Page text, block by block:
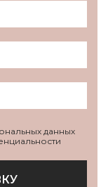
данных